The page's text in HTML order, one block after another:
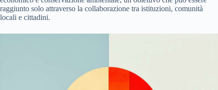
raggiunto solo attraverso la collaborazione tra istituzioni, comunità
locali e cittadini.